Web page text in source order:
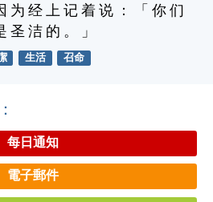
为 经 上 记 着 说 ： 「 你 们
圣 洁 的 。 」
生活 召命
每日通知
電子郵件